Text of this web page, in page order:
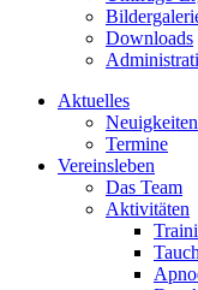
Downloads
Aktuelles
Neuigkeiten
Termine
Vereinsleben
Das Team
Aktivitäten